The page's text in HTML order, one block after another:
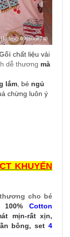
chất liệu vải
dễ thương mà
lắm, bé ngủ
chừng luôn ý
KHUYẾN
thươngcho bé
100%Cotton
mịn-rất xịn,
bông, set4